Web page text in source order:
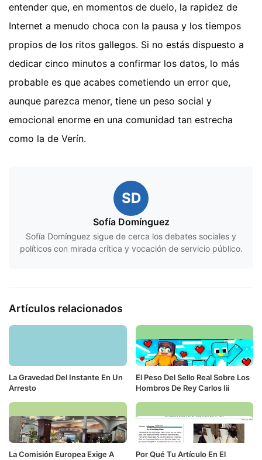
entender que, en momentos de duelo, la rapidez de
Internet a menudo choca con la pausa y los tiempos
propios de los ritos gallegos. Si no estás dispuesto a
dedicar cinco minutos a confirmar los datos, lo más
probable es que acabes cometiendo un error que,
aunque parezca menor, tiene un peso social y
emocional enorme en una comunidad tan estrecha
como la de Verín.
SD
Sofía Domínguez
Sofía Domínguez sigue de cerca los debates sociales y
políticos con mirada crítica y vocación de servicio público.
Artículos relacionados
La Gravedad Del Instante En Un
Arresto
El Peso Del Sello Real Sobre Los
Hombros De Rey Carlos Iii
La Comisión Europea Exige A Por Qué Tu Artículo En El